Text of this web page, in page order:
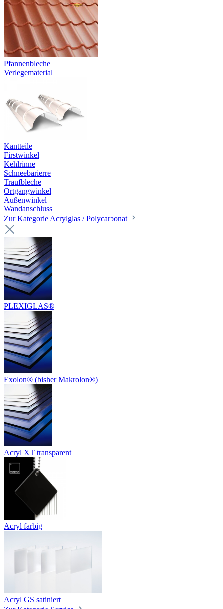
Pfannenbleche
Verlegematerial
Kantteile
Firstwinkel
Kehlrinne
Schneebarierre
Traufbleche
Ortgangwinkel
Außenwinkel
Wandanschluss
Zur Kategorie Acrylglas / Polycarbonat
PLEXIGLAS®
Exolon® (bisher Makrolon®)
Acryl XT transparent
Acryl farbig
Acryl GS satiniert